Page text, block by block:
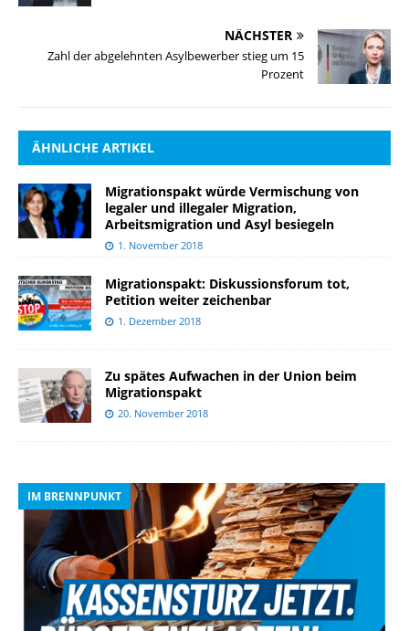
NÄCHSTER
Zahl der abgelehnten Asylbewerber stieg um 15
Prozent
ÄHNLICHE ARTIKEL
Migrationspakt würde Vermischung von
legaler und illegaler Migration,
Arbeitsmigration und Asyl besiegeln
1. November 2018
Migrationspakt: Diskussionsforum tot,
Petition weiter zeichenbar
1. Dezember 2018
Zu spätes Aufwachen in der Union beim
Migrationspakt
20. November 2018
IM BRENNPUNKT